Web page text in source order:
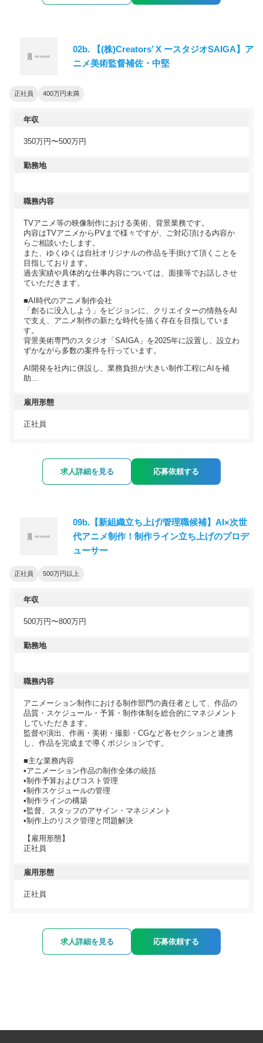
02b. 【(株)Creators’ X ースタジオSAIGA】ア
ニメ美術監督補佐・中堅
正社員 400万円未満
年収
350万円〜500万円
勤務地
職務内容
TVアニメ等の映像制作における美術、背景業務です。
内容はTVアニメからPVまで様々ですが、ご対応頂ける内容か
らご相談いたします。
また、ゆくゆくは自社オリジナルの作品を手掛けて頂くことを
目指しております。
過去実績や具体的な仕事内容については、面接等でお話しさせ
ていただきます。
■AI時代のアニメ制作会社
「創るに没入しよう」をビジョンに、クリエイターの情熱をAI
で支え、アニメ制作の新たな時代を描く存在を目指していま
す。
背景美術専門のスタジオ「SAIGA」を2025年に設置し、設立わ
ずかながら多数の案件を行っています。
AI開発を社内に併設し、業務負担が大きい制作工程にAIを補
助...
雇用形態
正社員
求人詳細を見る 応募依頼する
09b.【新組織立ち上げ/管理職候補】AI×次世
代アニメ制作！制作ライン立ち上げのプロデ
ューサー
正社員 500万円以上
年収
500万円〜800万円
勤務地
職務内容
アニメーション制作における制作部門の責任者として、作品の
品質・スケジュール・予算・制作体制を総合的にマネジメント
していただきます。
監督や演出、作画・美術・撮影・CGなど各セクションと連携
し、作品を完成まで導くポジションです。
■主な業務内容
•アニメーション作品の制作全体の統括
•制作予算およびコスト管理
•制作スケジュールの管理
•制作ラインの構築
•監督、スタッフのアサイン・マネジメント
•制作上のリスク管理と問題解決
【雇用形態】
正社員
雇用形態
正社員
求人詳細を見る 応募依頼する